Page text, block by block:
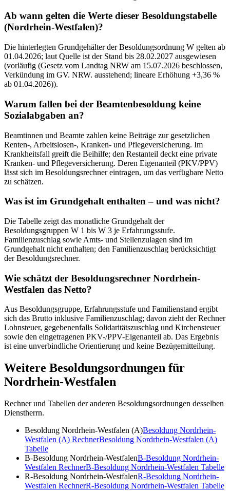
Ab wann gelten die Werte dieser Besoldungstabelle
(Nordrhein-Westfalen)?
Die hinterlegten Grundgehälter der Besoldungsordnung W gelten ab
01.04.2026; laut Quelle ist der Stand bis 28.02.2027 ausgewiesen
(vorläufig (Gesetz vom Landtag NRW am 15.07.2026 beschlossen,
Verkündung im GV. NRW. ausstehend; lineare Erhöhung +3,36 %
ab 01.04.2026)).
Warum fallen bei der Beamtenbesoldung keine
Sozialabgaben an?
Beamtinnen und Beamte zahlen keine Beiträge zur gesetzlichen
Renten-, Arbeitslosen-, Kranken- und Pflegeversicherung. Im
Krankheitsfall greift die Beihilfe; den Restanteil deckt eine private
Kranken- und Pflegeversicherung. Deren Eigenanteil (PKV/PPV)
lässt sich im Besoldungsrechner eintragen, um das verfügbare Netto
zu schätzen.
Was ist im Grundgehalt enthalten – und was nicht?
Die Tabelle zeigt das monatliche Grundgehalt der
Besoldungsgruppen W 1 bis W 3 je Erfahrungsstufe.
Familienzuschlag sowie Amts- und Stellenzulagen sind im
Grundgehalt nicht enthalten; den Familienzuschlag berücksichtigt
der Besoldungsrechner.
Wie schätzt der Besoldungsrechner Nordrhein-
Westfalen das Netto?
Aus Besoldungsgruppe, Erfahrungsstufe und Familienstand ergibt
sich das Brutto inklusive Familienzuschlag; davon zieht der Rechner
Lohnsteuer, gegebenenfalls Solidaritätszuschlag und Kirchensteuer
sowie den eingetragenen PKV-/PPV-Eigenanteil ab. Das Ergebnis
ist eine unverbindliche Orientierung und keine Bezügemitteilung.
Weitere Besoldungsordnungen für
Nordrhein-Westfalen
Rechner und Tabellen der anderen Besoldungsordnungen desselben
Dienstherrn.
Besoldung Nordrhein-Westfalen (A)Besoldung Nordrhein-
Westfalen (A) RechnerBesoldung Nordrhein-Westfalen (A)
Tabelle
B-Besoldung Nordrhein-WestfalenB-Besoldung Nordrhein-
Westfalen RechnerB-Besoldung Nordrhein-Westfalen Tabelle
R-Besoldung Nordrhein-WestfalenR-Besoldung Nordrhein-
Westfalen RechnerR-Besoldung Nordrhein-Westfalen Tabelle